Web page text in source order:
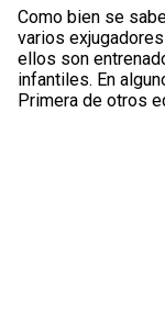
Como bien se
varios
ellos son
infantiles. En
Primera de otros